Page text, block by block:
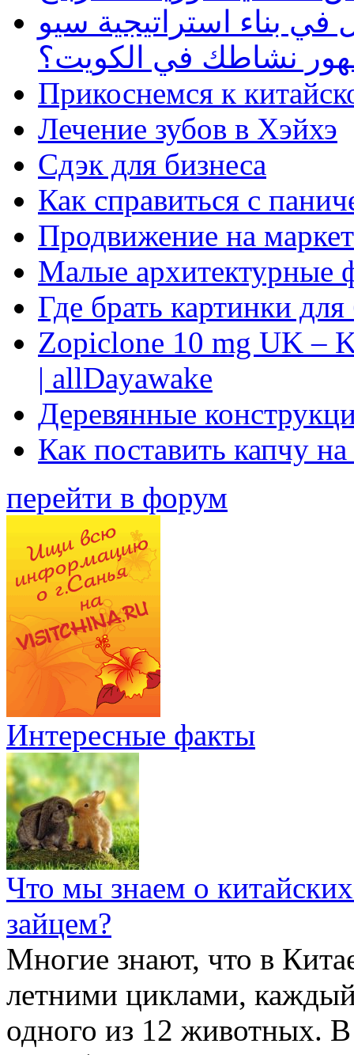
بناء استراتيجية سيو
نشاطك في الكويت؟
Прикоснемся к
Лечение зубов в Хэйхэ
Сдэк для бизнеса
Как справиться с
Продвижение на
Малые архитектурные
Где брать картинки
Zopiclone 10 mg UK –
| allDayawake
Деревянные
Как поставить капчу
перейти в форум
Интересные факты
Что мы знаем о
зайцем?
Многие знают, что в
летними циклами,
одного из 12 животных. В